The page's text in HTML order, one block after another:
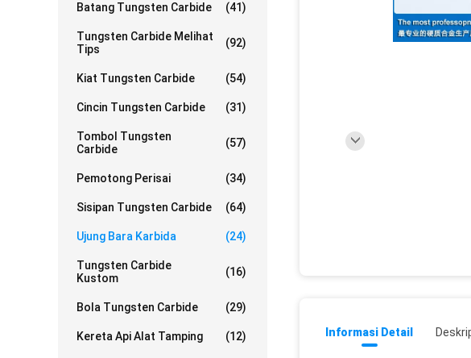
Batang Tungsten Carbide (41)
Tungsten Carbide Melihat
Tips
(92)
Kiat Tungsten Carbide (54)
Cincin Tungsten Carbide (31)
Tombol Tungsten
Carbide
(57)
Pemotong Perisai (34)
Sisipan Tungsten Carbide (64)
Ujung Bara Karbida (24)
Tungsten Carbide
Kustom
(16)
Bola Tungsten Carbide (29)
Kereta Api Alat Tamping (12) Informasi Detail